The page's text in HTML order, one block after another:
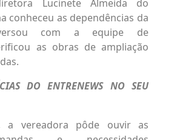
Lucinete Almeida do
conheceu as dependências da
com a equipe de
as obras de ampliação
DO ENTRENEWS NO SEU
a vereadora pôde ouvir as